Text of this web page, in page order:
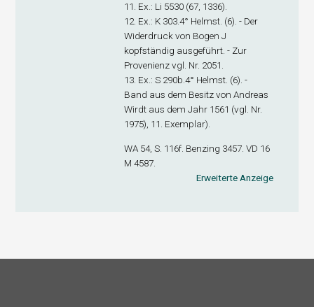
11. Ex.: Li 5530 (67, 1336).
12. Ex.: K 303.4° Helmst. (6). - Der
Widerdruck von Bogen J
kopfständig ausgeführt. - Zur
Provenienz vgl. Nr. 2051.
13. Ex.: S 290b.4° Helmst. (6). -
Band aus dem Besitz von Andreas
Wirdt aus dem Jahr 1561 (vgl. Nr.
1975), 11. Exemplar).
WA 54, S. 116f. Benzing 3457. VD 16
M 4587.
Erweiterte Anzeige